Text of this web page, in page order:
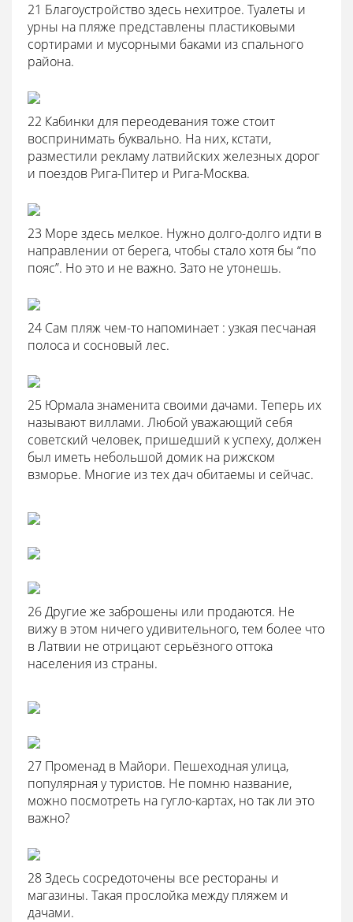
21 Благоустройство здесь нехитрое. Туалеты и
урны на пляже представлены пластиковыми
сортирами и мусорными баками из спального
района.
22 Кабинки для переодевания тоже стоит
воспринимать буквально. На них, кстати,
разместили рекламу латвийских железных дорог
и поездов Рига-Питер и Рига-Москва.
23 Море здесь мелкое. Нужно долго-долго идти в
направлении от берега, чтобы стало хотя бы “по
пояс”. Но это и не важно. Зато не утонешь.
24 Сам пляж чем-то напоминает : узкая песчаная
полоса и сосновый лес.
25 Юрмала знаменита своими дачами. Теперь их
называют виллами. Любой уважающий себя
советский человек, пришедший к успеху, должен
был иметь небольшой домик на рижском
взморье. Многие из тех дач обитаемы и сейчас.
26 Другие же заброшены или продаются. Не
вижу в этом ничего удивительного, тем более что
в Латвии не отрицают серьёзного оттока
населения из страны.
27 Променад в Майори. Пешеходная улица,
популярная у туристов. Не помню название,
можно посмотреть на гугло-картах, но так ли это
важно?
28 Здесь сосредоточены все рестораны и
магазины. Такая прослойка между пляжем и
дачами.